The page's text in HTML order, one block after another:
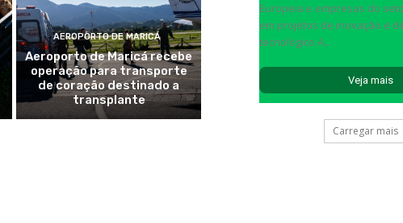
AEROPORTO DE MARICÁ
Aeroporto de Maricá recebe
operação para transporte
de coração destinado a
transplante
Europeia e empresas do
em projetos de inovação e
tecnológico A...
Veja mais
Carregar mais